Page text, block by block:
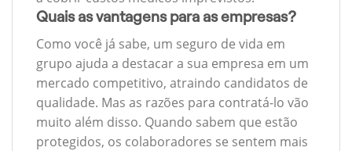
Quais as vantagens para as empresas?
Como você já sabe, um seguro de vida em
grupo ajuda a destacar a sua empresa em um
mercado competitivo, atraindo candidatos de
qualidade. Mas as razões para contratá-lo vão
muito além disso. Quando sabem que estão
protegidos, os colaboradores se sentem mais